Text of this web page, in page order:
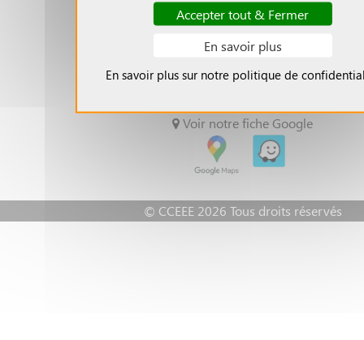
Accepter tout & Fermer
En savoir plus
En savoir plus sur notre politique de
» Se connecter
SUIVEZ-NOUS
Voir notre fiche Google
© CCEEE 2026 Tous droits réservés